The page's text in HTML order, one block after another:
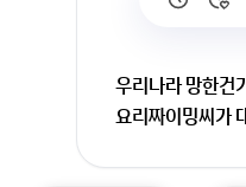
우리나라 망한건
요리짜이밍씨가